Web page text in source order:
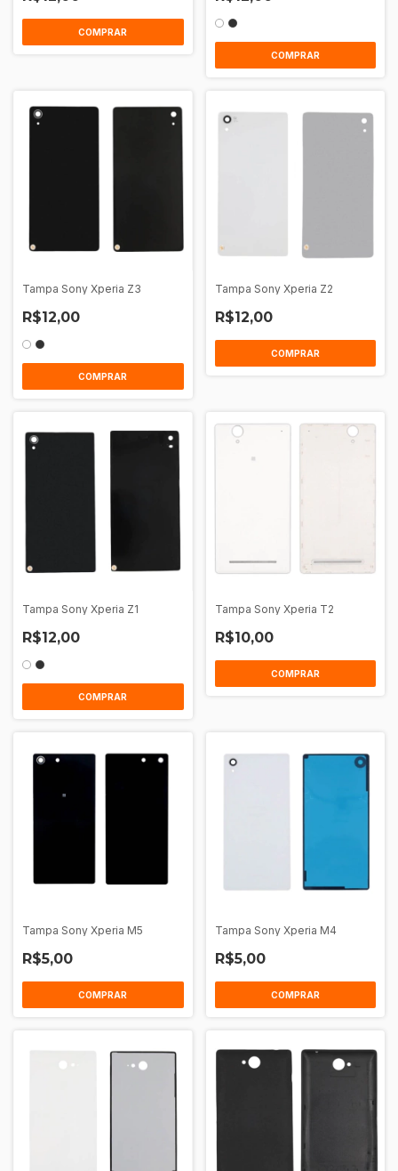
COMPRAR
COMPRAR
Tampa Sony Xperia Z3
R$12,00
COMPRAR
Tampa Sony Xperia Z2
R$12,00
COMPRAR
Tampa Sony Xperia Z1
R$12,00
COMPRAR
Tampa Sony Xperia T2
R$10,00
COMPRAR
Tampa Sony Xperia M5
R$5,00
COMPRAR
Tampa Sony Xperia M4
R$5,00
COMPRAR